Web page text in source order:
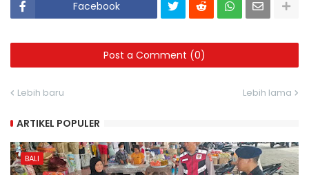
Facebook
Post a Comment (0)
Lebih baru Lebih lama
ARTIKEL POPULER
BALI